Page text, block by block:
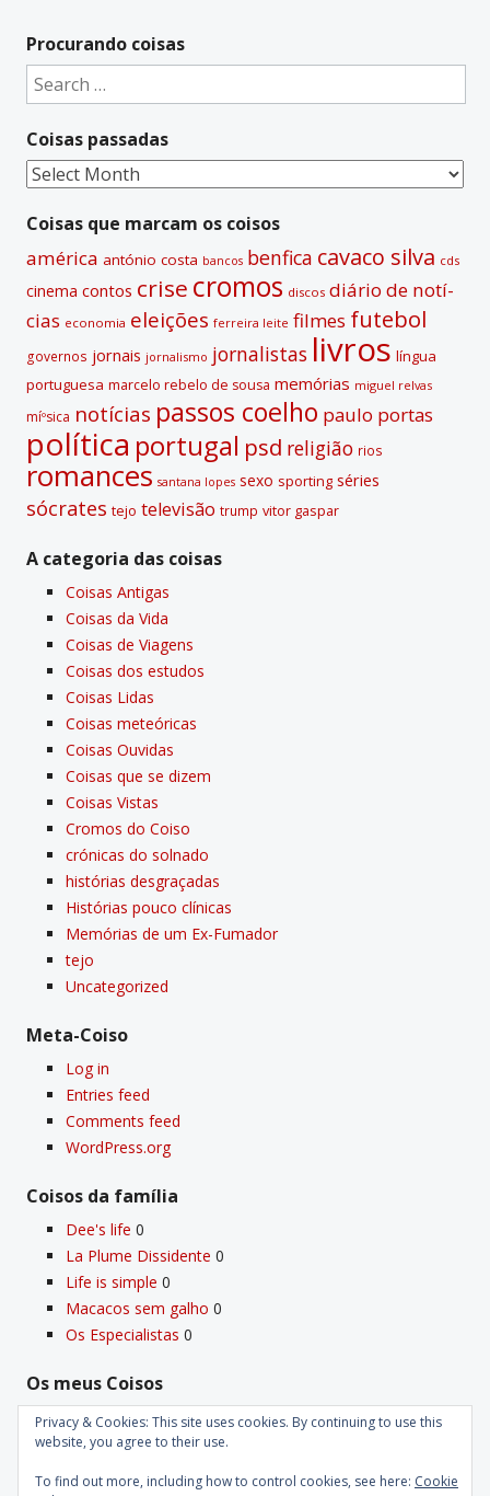
t
e
a
t
i
v
Procurando coisas
Search
for:
Coisas passadas
Coisas
Coisas que marcam os coisos
américa antónio costa bancos benfica cavaco silva cds
cinema contos crise cromos discos diário de notí­
cias economia eleições ferreira leite filmes futebol
governos jornais jornalismo jornalistas livros lí­ngua
portuguesa marcelo rebelo de sousa memórias miguel relvas
míºsica notí­cias passos coelho paulo portas
polí­tica portugal psd religião rios
romances santana lopes sexo sporting séries
sócrates tejo televisão trump vitor gaspar
A categoria das coisas
Coisas Antigas
Coisas da Vida
Coisas de Viagens
Coisas dos estudos
Coisas Lidas
Coisas meteóricas
Coisas Ouvidas
Coisas que se dizem
Coisas Vistas
Cromos do Coiso
crónicas do solnado
histórias desgraçadas
Histórias pouco clí­nicas
Memórias de um Ex-Fumador
tejo
Uncategorized
Meta-Coiso
Log in
Entries feed
Comments feed
WordPress.org
Coisos da famí­lia
Dee's life 0
La Plume Dissidente 0
Life is simple 0
Macacos sem galho 0
Os Especialistas 0
Os meus Coisos
Deus0
Velho Coiso0
Privacy & Cookies: This site uses cookies. By continuing to use this
website, you agree to their use.
To find out more, including how to control cookies, see here: Cookie